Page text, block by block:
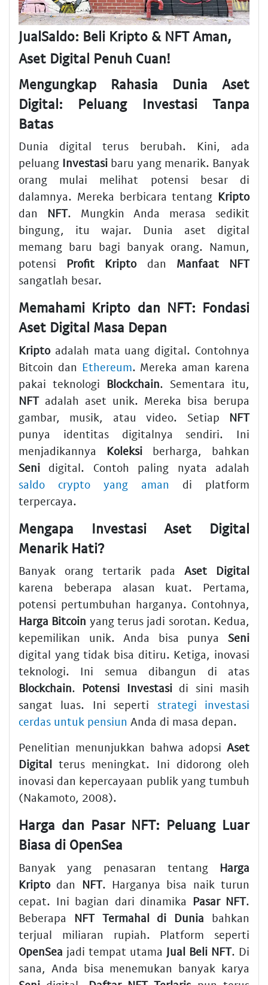
JualSaldo: Beli Kripto & NFT Aman,
Aset Digital Penuh Cuan!
Mengungkap Rahasia Dunia Aset
Digital: Peluang Investasi Tanpa
Batas
Dunia digital terus berubah. Kini, ada
peluang Investasi baru yang menarik. Banyak
orang mulai melihat potensi besar di
dalamnya. Mereka berbicara tentang Kripto
dan NFT. Mungkin Anda merasa sedikit
bingung, itu wajar. Dunia aset digital
memang baru bagi banyak orang. Namun,
potensi Profit Kriptodan Manfaat NFT
sangatlah besar.
Memahami Kripto dan NFT: Fondasi
Aset Digital Masa Depan
Kriptoadalah mata uang digital. Contohnya
Bitcoin dan Ethereum. Mereka aman karena
pakai teknologi Blockchain. Sementara itu,
NFTadalah aset unik. Mereka bisa berupa
gambar, musik, atau video. Setiap NFT
punya identitas digitalnya sendiri. Ini
menjadikannya Koleksi berharga, bahkan
Seni digital. Contoh paling nyata adalah
saldo crypto yang aman di platform
terpercaya.
Mengapa Investasi
Aset Digital
Menarik Hati?
Banyak orang tertarik pada Aset Digital
karena beberapa alasan kuat. Pertama,
potensi pertumbuhan harganya. Contohnya,
Harga Bitcoin yang terus jadi sorotan. Kedua,
kepemilikan unik. Anda bisa punya Seni
digital yang tidak bisa ditiru. Ketiga, inovasi
teknologi. Ini semua dibangun di atas
Blockchain. Potensi Investasidi sini masih
sangat luas. Ini seperti strategi investasi
cerdas untuk pensiun Anda di masa depan.
Penelitian menunjukkan bahwa adopsi Aset
Digital terus meningkat. Ini didorong oleh
inovasi dan kepercayaan publik yang tumbuh
(Nakamoto, 2008).
Harga dan Pasar NFT: Peluang Luar
Biasa di OpenSea
Banyak yang penasaran tentang Harga
Kriptodan NFT. Harganya bisa naik turun
cepat. Ini bagian dari dinamika
Pasar NFT.
Beberapa NFT Termahal di Dunia bahkan
terjual miliaran rupiah. Platform seperti
OpenSea jadi tempat utama Jual Beli NFT. Di
sana, Anda bisa menemukan banyak karya